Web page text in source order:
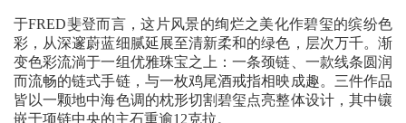
于FRED斐登而言，这片风景的绚烂之美化作碧玺的缤纷色
彩，从深邃蔚蓝细腻延展至清新柔和的绿色，层次万千。渐
变色彩流淌于一组优雅珠宝之上：一条颈链、一款线条圆润
而流畅的链式手链，与一枚鸡尾酒戒指相映成趣。三件作品
皆以一颗地中海色调的枕形切割碧玺点亮整体设计，其中镶
嵌于项链中央的主石重逾12克拉。